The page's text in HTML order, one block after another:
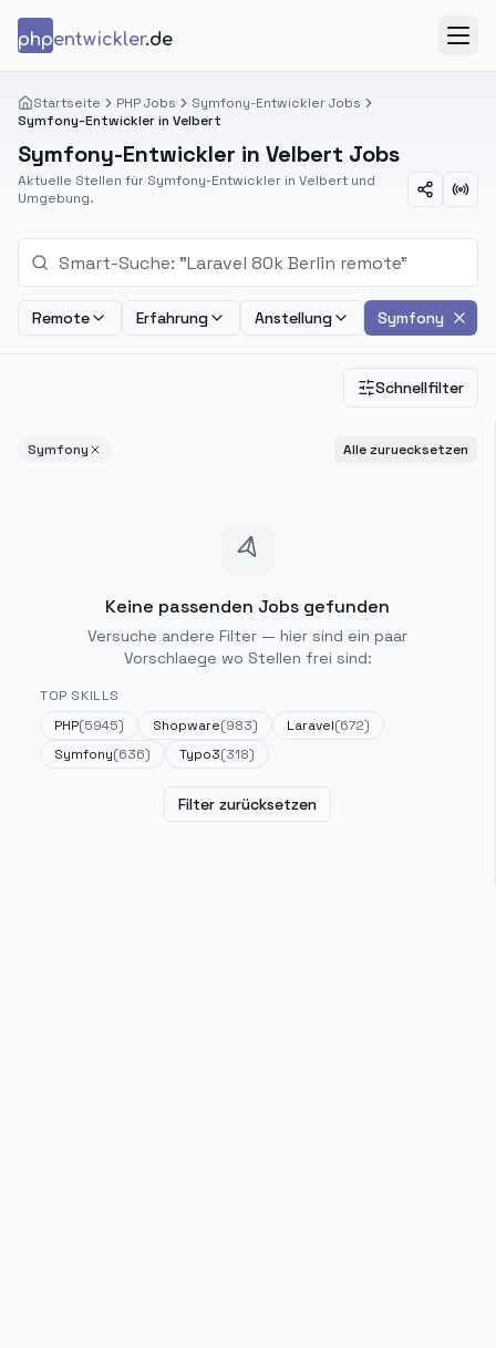
phpentwickler.de
Startseite PHP Jobs
Symfony-Entwickler Jobs
Symfony-Entwickler in Velbert
Symfony-Entwickler in Velbert Jobs
Aktuelle Stellen für Symfony-Entwickler in Velbert und
Umgebung.
Remote Erfahrung Anstellung Symfony
Schnellfilter
Symfony Alle zuruecksetzen
Keine passenden Jobs gefunden
Versuche andere Filter — hier sind ein paar
Vorschlaege wo Stellen frei sind:
TOP SKILLS
PHP(5945) Shopware(983) Laravel(672)
Symfony(636) Typo3(318)
Filter zurücksetzen